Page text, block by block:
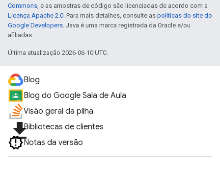
Commons, e as amostras de código são licenciadas de acordo com a
Licença Apache 2.0. Para mais detalhes, consulte as políticas do site do
Google Developers. Java é uma marca registrada da Oracle e/ou
afiliadas.
Última atualização 2026-06-10 UTC.
Blog
Blog do Google Sala de Aula
Visão geral da pilha
file_downloadBibliotecas de clientes
Notas da versão